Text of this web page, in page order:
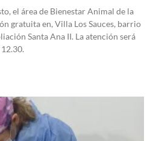
el área de Bienestar Animal de la
gratuita en, Villa Los Sauces, barrio
Santa Ana II. La atención será